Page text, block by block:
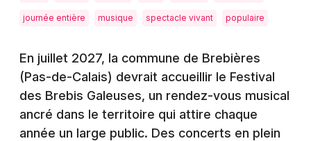
Foires & salons
Spectacles
Concerts
Nantes
Nice
Paris
journée entière musique spectacle vivant populaire
En juillet 2027, la commune de Brebières
(Pas-de-Calais) devrait accueillir le Festival
des Brebis Galeuses, un rendez-vous musical
ancré dans le territoire qui attire chaque
année un large public. Des concerts en plein